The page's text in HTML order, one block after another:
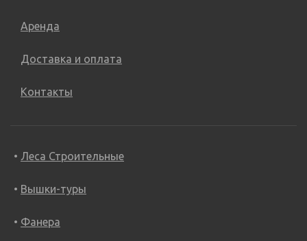
Аренда
Доставка и оплата
Контакты
Леса Строительные
Вышки-туры
Фанера